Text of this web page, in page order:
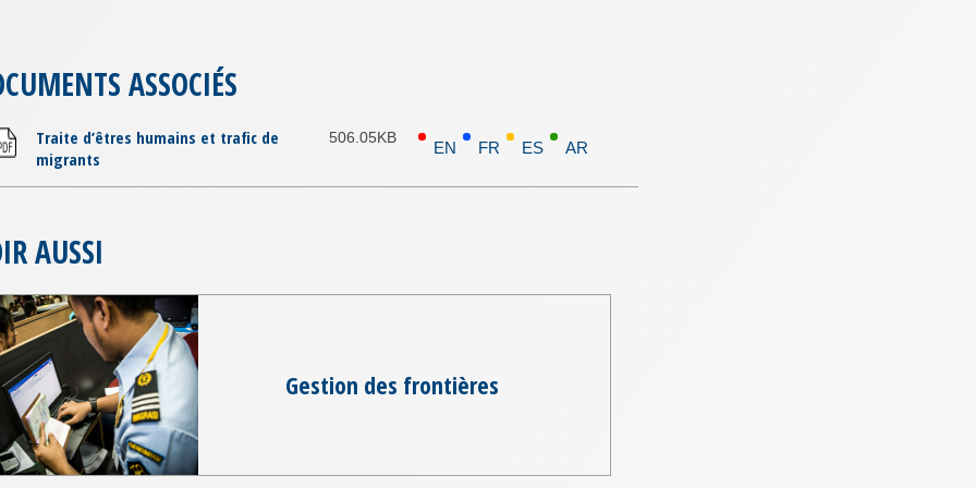
ASSOCIÉS
Traite d’êtres humains et trafic de
migrants
506.05KB
EN FR ES AR
AUSSI
Gestion des frontières